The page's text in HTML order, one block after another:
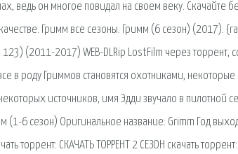
ведь он многое повидал на своем веку. Скачайте
Гримм все сезоны. Гримм (6 сезон) (2017).
(2011-2017) WEB-DLRip LostFilm через торрент,
в роду Гриммов становятся охотниками, некоторые
источников, имя Эдди звучало в пилотной
(1-6 сезон) Оригинальное название: Grimm Год
торрент: СКАЧАТЬ ТОРРЕНТ 2 СЕЗОН скачать